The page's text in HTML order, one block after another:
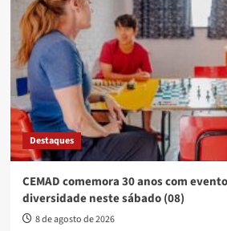
Destaques
CEMAD comemora 30 anos com
diversidade neste sábado (08)
8 de agosto de 2026